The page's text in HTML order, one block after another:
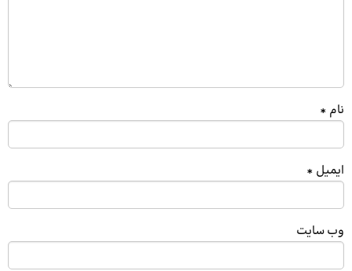
نام *
ایمیل *
وب‌ سایت